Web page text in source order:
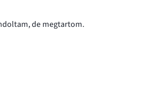
de megtartom.